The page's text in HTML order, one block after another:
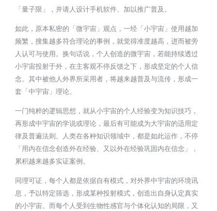
「量子限」，并请人设计手机软件、加以推广普及。
如此，原本私密的「微宇宙」观点，一经「小宇宙」使用越加
频繁，搜集越多符合理论的事例，就觉得准度越高，进而被旁
人认可与使用。换句话说，个人创造的微宇宙，若能持续透过
小宇宙投射于外，在主客观不停反馈之下，形成坚定的个人信
念。其中被他人外界所采用者，将越来越普及与流传，形成一
套「中宇宙」理论。
一门纯粹的逻辑思想，就从小宇宙的个人经验变为知识技巧，
再形成中宇宙的学说或理论，最后有可能成为大宇宙的适用定
律及普遍法则。人类在各种知识领域中，都是如此运作，不停
「用内在信念创造外在经验、又以外在经验巩固内在信念」，
累积越来越多实证案例。
同理可证，每个人都是依据自有模式，对外界中宇宙的环境讯
息，予以特定筛选，形成某种投射模式，创造出自身认定真实
的小宇宙。而每个人受到生物性感官与个体化认知的局限，又